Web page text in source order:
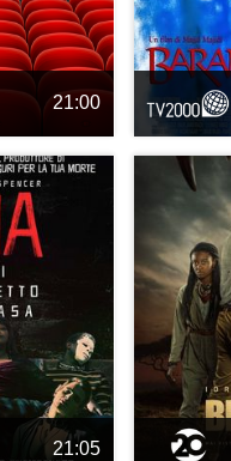
21:00
21:05